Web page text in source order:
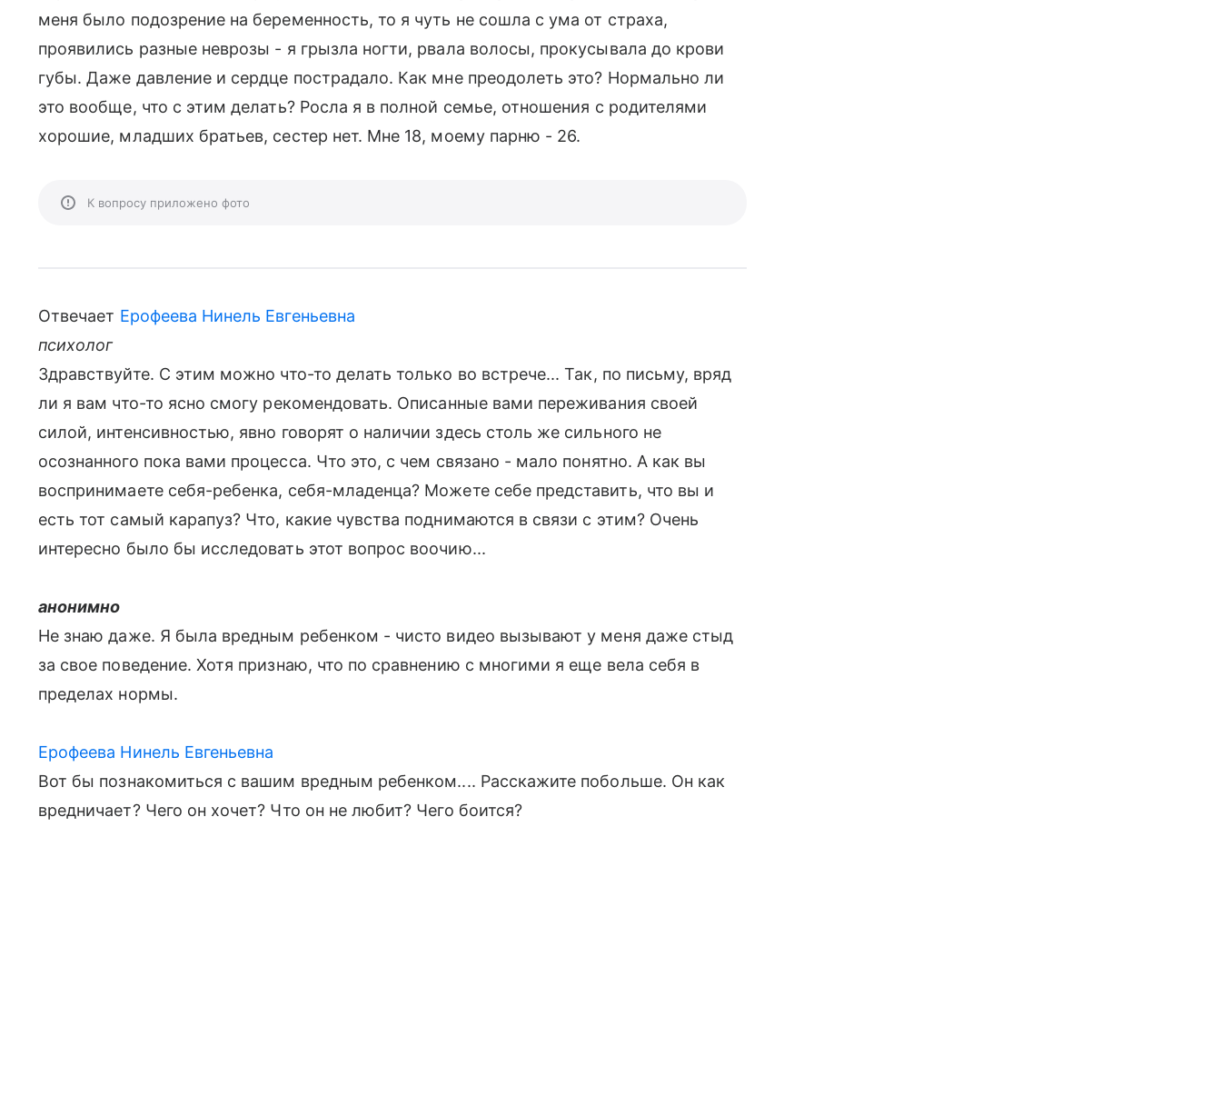
меня было подозрение на беременность, то я чуть не сошла с ума от страха,
проявились разные неврозы - я грызла ногти, рвала волосы, прокусывала до крови
губы. Даже давление и сердце пострадало. Как мне преодолеть это? Нормально ли
это вообще, что с этим делать? Росла я в полной семье, отношения с родителями
хорошие, младших братьев, сестер нет. Мне 18, моему парню - 26.
К вопросу приложено фото
Отвечает Ерофеева Нинель Евгеньевна
психолог
Здравствуйте. С этим можно что-то делать только во встрече... Так, по письму, вряд
ли я вам что-то ясно смогу рекомендовать. Описанные вами переживания своей
силой, интенсивностью, явно говорят о наличии здесь столь же сильного не
осознанного пока вами процесса. Что это, с чем связано - мало понятно. А как вы
воспринимаете себя-ребенка, себя-младенца? Можете себе представить, что вы и
есть тот самый карапуз? Что, какие чувства поднимаются в связи с этим? Очень
интересно было бы исследовать этот вопрос воочию...
анонимно
Не знаю даже. Я была вредным ребенком - чисто видео вызывают у меня даже стыд
за свое поведение. Хотя признаю, что по сравнению с многими я еще вела себя в
пределах нормы.
Ерофеева Нинель Евгеньевна
Вот бы познакомиться с вашим вредным ребенком.... Расскажите побольше. Он как
вредничает? Чего он хочет? Что он не любит? Чего боится?